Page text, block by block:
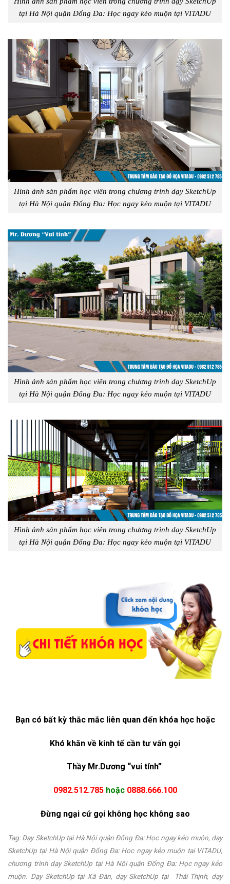
tại Hà Nội quận Đống Đa: Học ngay kẻo muộn tại VITADU
Hình ảnh sản phẩm học viên trong chương trình dạy SketchUp
tại Hà Nội quận Đống Đa: Học ngay kẻo muộn tại VITADU
Hình ảnh sản phẩm học viên trong chương trình dạy SketchUp
tại Hà Nội quận Đống Đa: Học ngay kẻo muộn tại VITADU
Hình ảnh sản phẩm học viên trong chương trình dạy SketchUp
tại Hà Nội quận Đống Đa: Học ngay kẻo muộn tại VITADU
Bạn có bất kỳ thắc mắc liên quan đến khóa học hoặc
Khó khăn về kinh tế cần tư vấn gọi
Thầy Mr.Dương “vui tính”
0982.512.785 hoặc 0888.666.100
Đừng ngại cứ gọi không học không sao
Tag: Dạy SketchUp tại Hà Nội quận Đống Đa: Học ngay kẻo muộn, dạy
SketchUp tại Hà Nội quận Đống Đa: Học ngay kẻo muộn tại VITADU,
chương trình dạy SketchUp tại Hà Nội quận Đống Đa: Học ngay kẻo
muộn. DạySketchUp tại Xã Đàn, dạy SketchUp tại Thái Thịnh, dạy